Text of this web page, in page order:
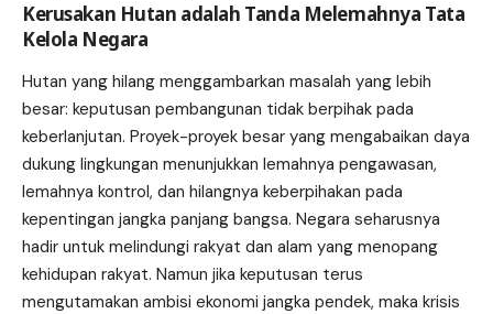
Kerusakan Hutan adalah Tanda Melemahnya Tata
Kelola Negara
Hutan yang hilang menggambarkan masalah yang lebih
besar: keputusan pembangunan tidak berpihak pada
keberlanjutan. Proyek-proyek besar yang mengabaikan daya
dukung lingkungan menunjukkan lemahnya pengawasan,
lemahnya kontrol, dan hilangnya keberpihakan pada
kepentingan jangka panjang bangsa. Negara seharusnya
hadir untuk melindungi rakyat dan alam yang menopang
kehidupan rakyat. Namun jika keputusan terus
mengutamakan ambisi ekonomi jangka pendek, maka krisis